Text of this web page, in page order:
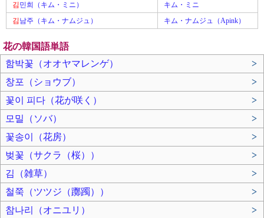
김 민희（キム・ミニ）
キム・ミニ
김 남주（キム・ナムジュ） キム・ナムジュ（Apink）
花の韓国語単語
함박꽃（オオヤマレンゲ）
>
창포（ショウブ）
>
꽃이 피다（花が咲く）
>
모밀（ソバ）
>
꽃송이（花房）
>
벚꽃（サクラ（桜））
>
김（雑草）
>
철쭉（ツツジ（躑躅））
>
참나리（オニユリ）
>